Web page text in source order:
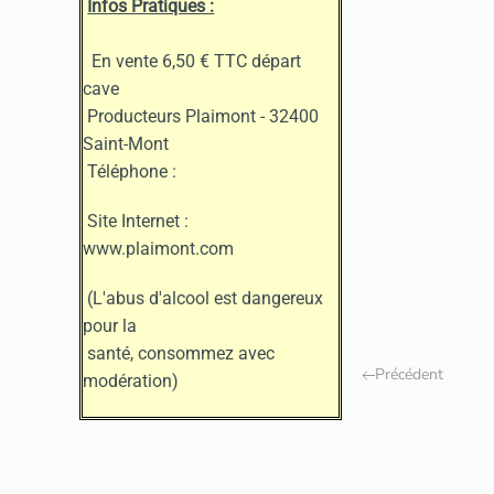
Infos Pratiques :
En vente 6,50 € TTC départ
cave
Producteurs Plaimont - 32400
Saint-Mont
Téléphone :
Site Internet :
www.plaimont.com
(L'abus d'alcool est dangereux
pour la
santé, consommez avec
modération)
Précédent